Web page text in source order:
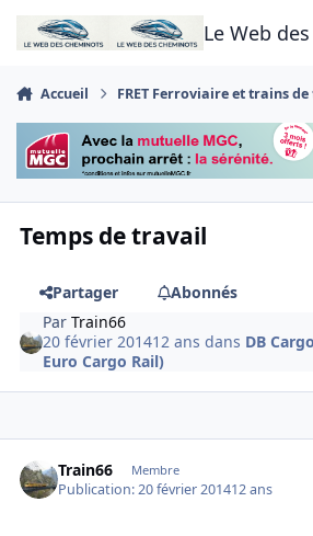
Aller au contenu
Le Web
Accueil FRET Ferroviaire et trains
Temps de travail
Partager
Abonnés
ParTrain66
20 février 201412 ans dans DB
Euro Cargo Rail)
Train66 Membre
Publication:20 février 201412 ans